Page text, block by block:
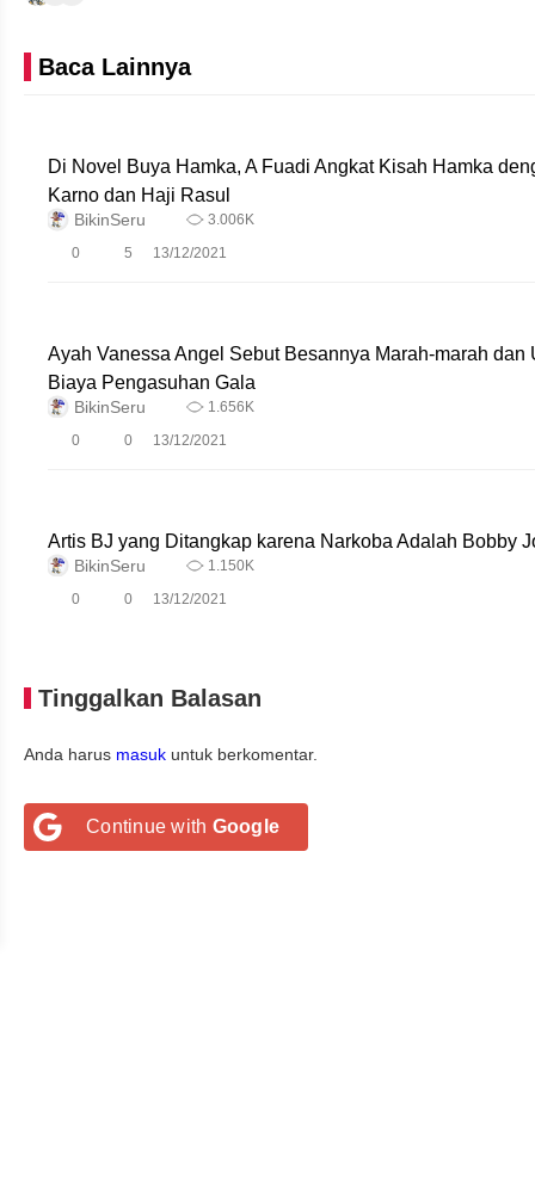
Baca Lainnya
Di Novel Buya Hamka, A Fuadi Angkat Kisah Hamka
Karno dan Haji Rasul
BikinSeru
3.006K
0
5 13/12/2021
Ayah Vanessa Angel Sebut Besannya Marah-marah dan
Biaya Pengasuhan Gala
BikinSeru
1.656K
0
0 13/12/2021
Artis BJ yang Ditangkap karena Narkoba Adalah Bobby
BikinSeru
1.150K
0
0 13/12/2021
Tinggalkan Balasan
Anda harus masuk untuk berkomentar.
Continue with Google